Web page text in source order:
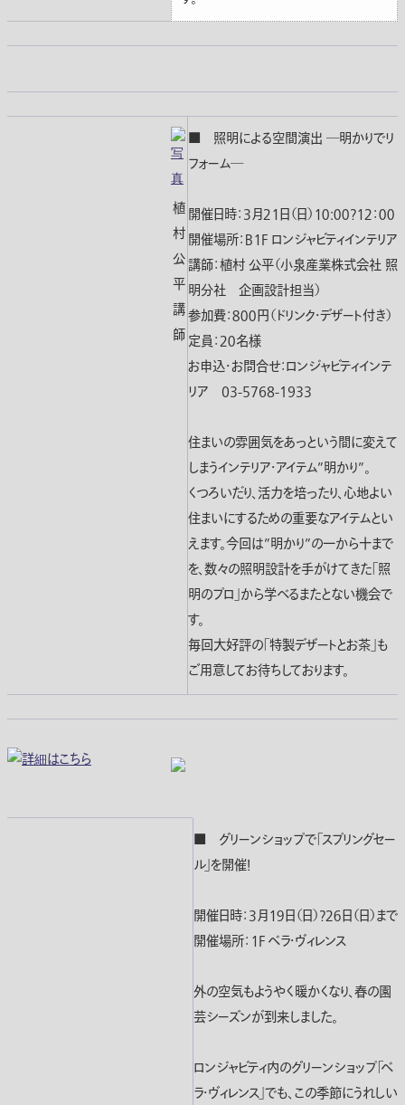
植
村
公
平
講
師
■ 照明による空間演出 ―明かりでリ
フォーム―
開催日時：３月２１日（日）１０:００?１２：００
開催場所：Ｂ１Ｆ ロンジャビティインテリア
講師：植村 公平（小泉産業株式会社 照
明分社 企画設計担当）
参加費：８００円（ドリンク・デザート付き）
定員：２０名様
お申込・お問合せ：ロンジャビティインテ
リア 03-5768-1933
住まいの雰囲気をあっという間に変えて
しまうインテリア・アイテム”明かり”。
くつろいだり、活力を培ったり、心地よい
住まいにするための重要なアイテムとい
えます。今回は”明かり”の一から十まで
を、数々の照明設計を手がけてきた「照
明のプロ」から学べるまたとない機会で
す。
毎回大好評の「特製デザートとお茶」も
ご用意してお待ちしております。
■ グリーンショップで「スプリングセー
ル」を開催！
開催日時：３月１９日（日）?２６日（日）まで
開催場所：１Ｆ ベラ・ヴィレンス
外の空気もようやく暖かくなり、春の園
芸シーズンが到来しました。
ロンジャビティ内のグリーンショップ「ベ
ラ・ヴィレンス」でも、この季節にうれしい